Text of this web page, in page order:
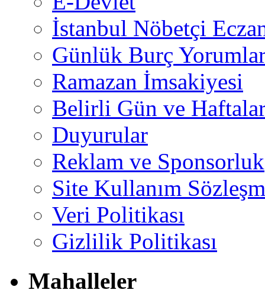
İstanbul Nöbetçi
Günlük Burç
Ramazan İmsakiyesi
Belirli Gün ve
Duyurular
Reklam ve Sponsorluk
Site Kullanım
Veri Politikası
Gizlilik Politikası
Mahalleler